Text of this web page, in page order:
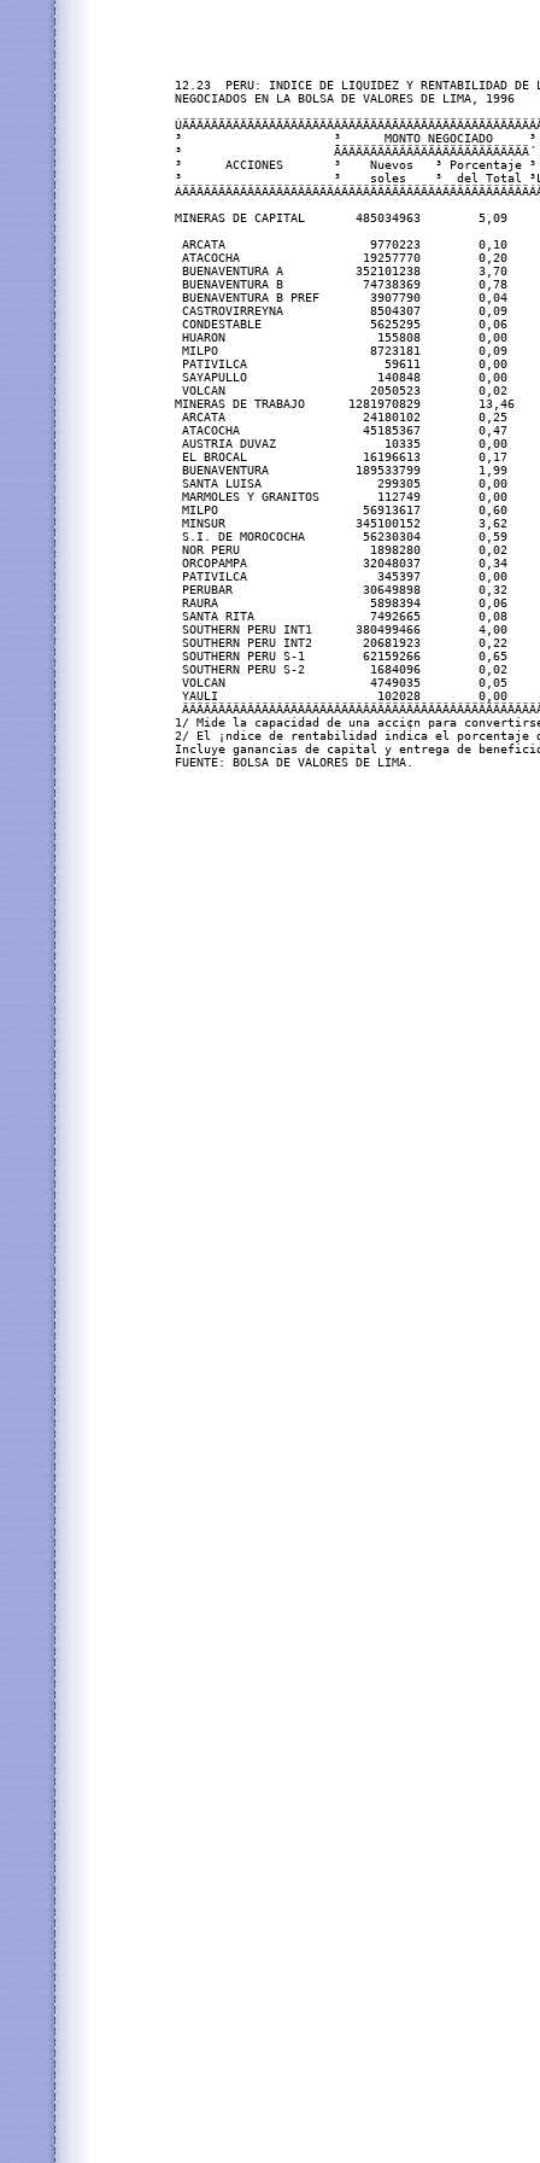
12.23  PERU: INDICE DE LIQUIDEZ Y RENTABILIDAD DE
NEGOCIADOS EN LA BOLSA DE VALORES DE LIMA, 1996
³                     ³      MONTO NEGOCIADO     ³
³
³      ACCIONES       ³    Nuevos   ³ Porcentaje
³                     ³    soles    ³  del Total ³LIQUIDEZ
MINERAS DE CAPITAL       485034963
ARCATA                    9770223        0,10
ATACOCHA                 19257770        0,20
BUENAVENTURA A          352101238
BUENAVENTURA B           74738369
BUENAVENTURA B PREF       3907790
CASTROVIRREYNA            8504307
CONDESTABLE               5625295
HUARON                     155808        0,00
MILPO                     8723181        0,09
PATIVILCA                   59611
SAYAPULLO                  140848        0,00
VOLCAN                    2050523        0,02
MINERAS DE TRABAJO      1281970829
ARCATA                   24180102        0,25
ATACOCHA                 45185367        0,47
AUSTRIA DUVAZ               10335
EL BROCAL                16196613        0,17
BUENAVENTURA            189533799
SANTA LUISA                299305        0,00
MARMOLES Y GRANITOS        112749
MILPO                    56913617        0,60
MINSUR                  345100152        3,62
S.I. DE MOROCOCHA        56230304
NOR PERU                  1898280
ORCOPAMPA                32048037
PATIVILCA                  345397        0,00
PERUBAR                  30649898        0,32
RAURA                     5898394        0,06
SANTA RITA                7492665        0,08
SOUTHERN PERU INT1      380499466
SOUTHERN PERU INT2       20681923
SOUTHERN PERU S-1        62159266
SOUTHERN PERU S-2         1684096
VOLCAN                    4749035        0,05
YAULI                      102028        0,00
1/ Mide la capacidad de una acci¢n para
2/ El ¡ndice de rentabilidad indica el porcentaje
Incluye ganancias de capital y entrega de